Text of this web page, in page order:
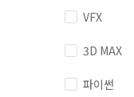
VFX
3D MAX
파이썬